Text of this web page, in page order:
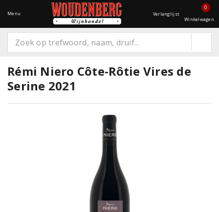
Menu Verlanglijst
0
Winkelwagen
Rémi Niero Côte-Rôtie Vires de
Serine 2021